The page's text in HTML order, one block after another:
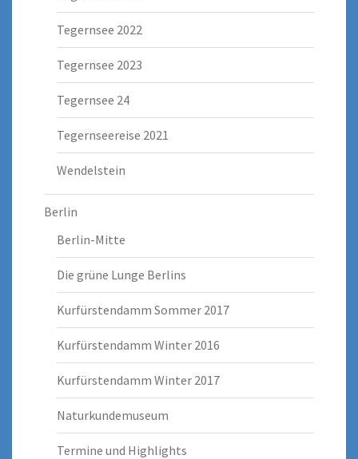
Tegernsee 2022
Tegernsee 2023
Tegernsee 24
Tegernseereise 2021
Wendelstein
Berlin
Berlin-Mitte
Die grüne Lunge Berlins
Kurfürstendamm Sommer 2017
Kurfürstendamm Winter 2016
Kurfürstendamm Winter 2017
Naturkundemuseum
Termine und Highlights